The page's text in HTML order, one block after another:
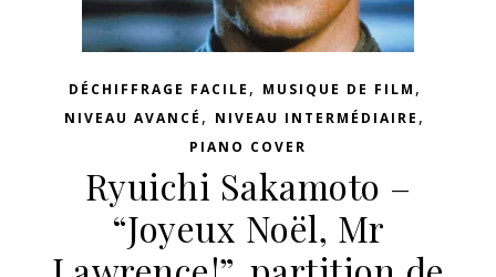
DÉCHIFFRAGE FACILE , MUSIQUE DE FILM ,
NIVEAU AVANCÉ , NIVEAU INTERMÉDIAIRE ,
PIANO COVER
Ryuichi Sakamoto –
“Joyeux Noël, Mr